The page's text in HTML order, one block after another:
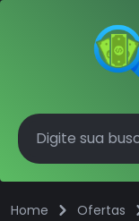
Home Ofertas